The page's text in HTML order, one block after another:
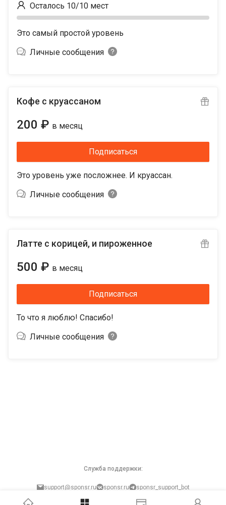
Осталось 10/10 мест
Это самый простой уровень
Личные сообщения
Кофе с круассаном
200 ₽ в месяц
Подписаться
Это уровень уже посложнее. И круассан.
Личные сообщения
Латте с корицей, и пироженное
500 ₽ в месяц
Подписаться
То что я люблю! Спасибо!
Личные сообщения
Служба поддержки:
support@sponsr.ru sponsr.ru sponsr_support_bot